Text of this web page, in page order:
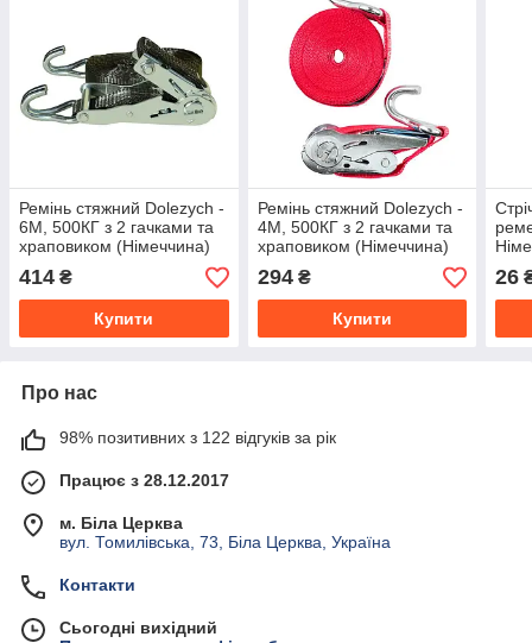
Ремінь стяжний Dolezych -
6М, 500КГ з 2 гачками та
храповиком (Німеччина)
414 ₴
Купити
Ремінь стяжний Dolezych -
4М, 500КГ з 2 гачками та
храповиком (Німеччина)
294₴
Купити
26
Про нас
98% позитивних з 122 відгуків за рік
Працює з 28.12.2017
м. Біла Церква
вул. Томилівська, 73, Біла Церква, Україна
Контакти
Сьогодні вихідний